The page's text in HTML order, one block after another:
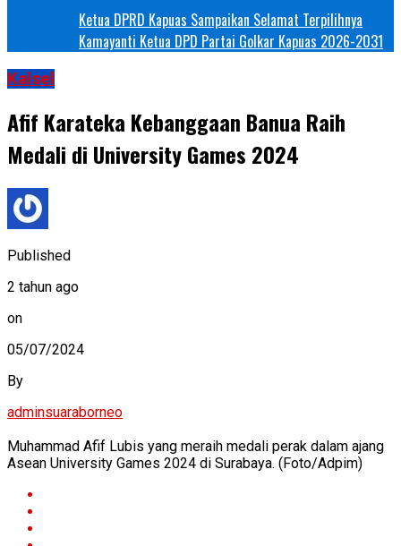
Ketua DPRD Kapuas Sampaikan Selamat Terpilihnya
Kamayanti Ketua DPD Partai Golkar Kapuas 2026-2031
Kalsel
Afif Karateka Kebanggaan Banua Raih
Medali di University Games 2024
Published
2 tahun ago
on
05/07/2024
By
adminsuaraborneo
Muhammad Afif Lubis yang meraih medali perak dalam ajang
Asean University Games 2024 di Surabaya. (Foto/Adpim)